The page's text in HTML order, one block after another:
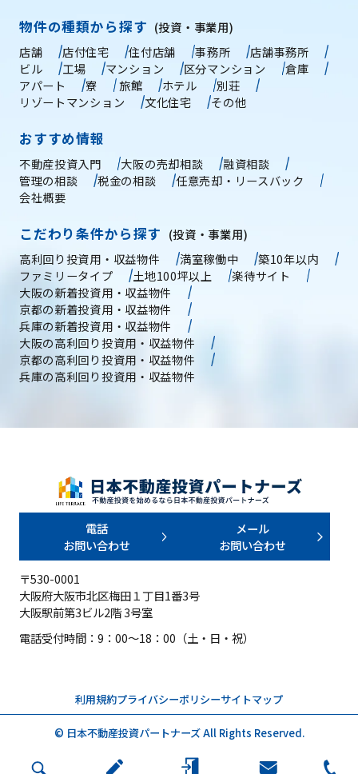
物件の種類から探す (投資・事業用)
店舗
店付住宅 住付店舗 事務所
店舗事務所
ビル
工場 マンション 区分マンション
倉庫
アパート
寮 旅館 ホテル
別荘
リゾートマンション
文化住宅 その他
おすすめ情報
不動産投資入門 大阪の売却相談
融資相談
管理の相談
税金の相談
任意売却・リースバック
会社概要
こだわり条件から探す (投資・事業用)
高利回り投資用・収益物件
満室稼働中
築10年以内
ファミリータイプ
土地100坪以上
楽待サイト
大阪の新着投資用・収益物件
京都の新着投資用・収益物件
兵庫の新着投資用・収益物件
大阪の高利回り投資用・収益物件
京都の高利回り投資用・収益物件
兵庫の高利回り投資用・収益物件
電話
お問い合わせ
メール
お問い合わせ
〒530-0001
大阪府大阪市北区梅田１丁目1番3号
大阪駅前第3ビル2階 3号室
電話受付時間：9：00～18：00（土・日・祝）
利用規約プライバシーポリシーサイトマップ
© 日本不動産投資パートナーズ All Rights Reserved.